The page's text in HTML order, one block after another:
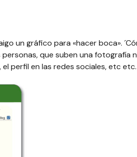
un gráfico para «hacer boca».
que suben una fotografía
perfil en las redes sociales, etc etc.